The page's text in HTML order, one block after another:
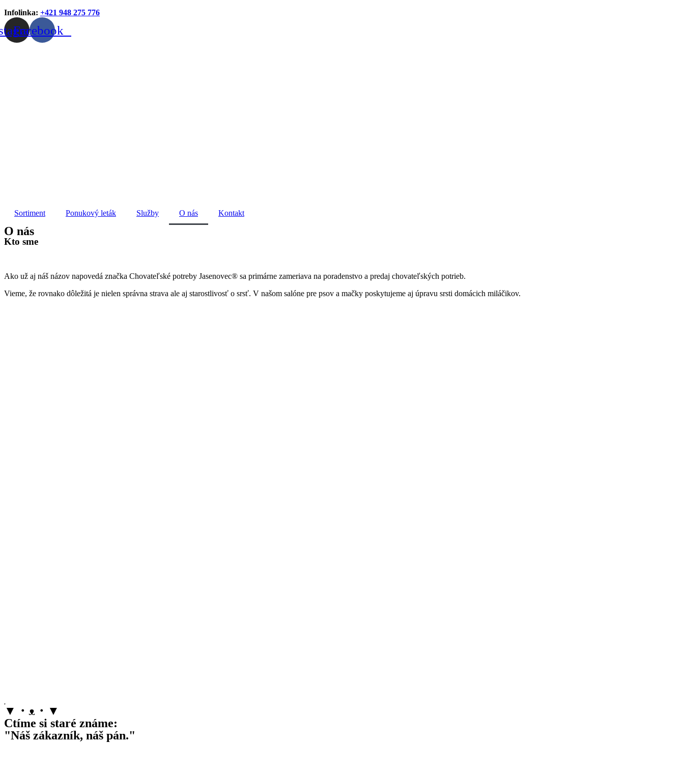
Infolinka: +421 948 275 776
Facebook
Sortiment Ponukový leták Služby O nás Kontakt
O nás
Kto sme
Ako už aj náš názov napovedá značka Chovateľské potreby Jasenovec® sa primárne zameriava na poradenstvo a predaj chovateľských potrieb.
Vieme, že rovnako dôležitá je nielen správna strava ale aj starostlivosť o srsť. V našom salóne pre psov a mačky poskytujeme aj úpravu srsti domácich miláčikov.
▼・ᴥ・▼
Ctíme si staré známe:
"Náš zákazník, náš pán."